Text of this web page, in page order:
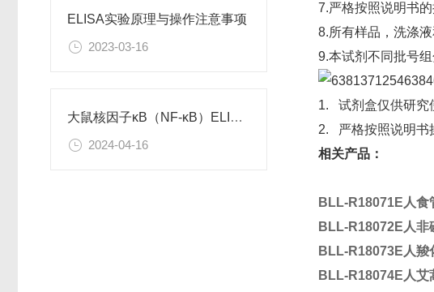
ELISA实验原理与操作注意事项
2023-03-16
大鼠核因子κB（NF-κB）ELISA检测试剂盒 使用说明书
2024-04-16
7.严格按照说明书
8.所有样品，洗涤
9.本试剂不同批号组
1. 试剂盒仅供研究
2. 严格按照说明书
相关产品：
BLL-R18071E 人
BLL-R18072E 人
BLL-R18073E 人
BLL-R18074E 人